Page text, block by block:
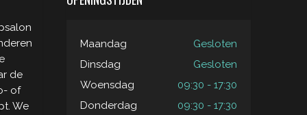
de
of
We
Maandag
Gesloten
Dinsdag
Gesloten
Woensdag
09:30 - 17:30
Donderdag
09:30 - 17:30